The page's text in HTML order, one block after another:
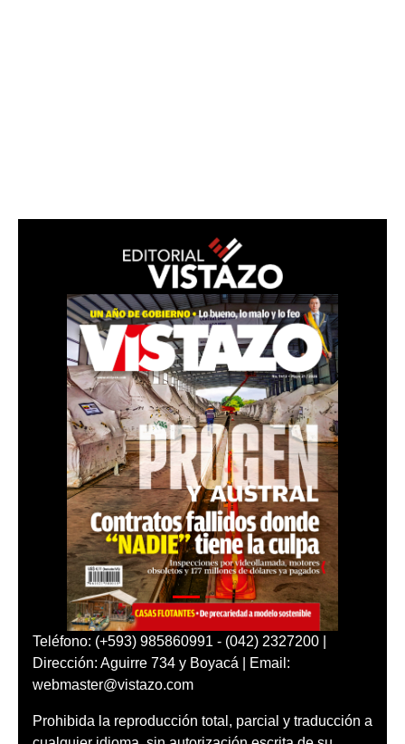
Teléfono: (+593) 985860991 - (042) 2327200 |
Dirección: Aguirre 734 y Boyacá | Email:
webmaster@vistazo.com
Prohibida la reproducción total, parcial y traducción a